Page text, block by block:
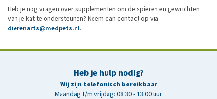
Heb je nog vragen over supplementen om de spieren en gewrichten
van je kat te ondersteunen? Neem dan contact op via
dierenarts@medpets.nl.
Heb je hulp nodig?
Wij zijn telefonisch bereikbaar
Maandag t/m vrijdag: 08:30 - 13:00 uur